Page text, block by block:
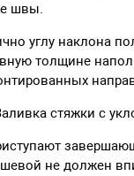
швы.
углу наклона
толщине
стяжки с
не должен